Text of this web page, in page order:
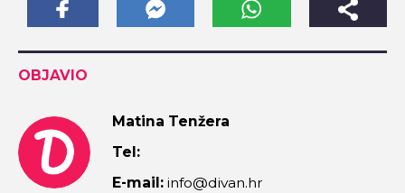
OBJAVIO
Matina Tenžera
Tel:
E-mail: info@divan.hr